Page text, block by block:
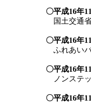
〇平成16年
国土交通省
〇平成16年
ふれあいバ
〇平成16年
ノンステッ
〇平成16年